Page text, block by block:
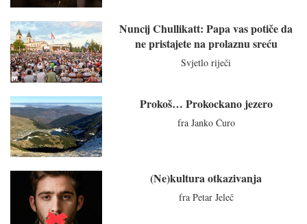
Nuncij Chullikatt: Papa vas potiče da
ne pristajete na prolaznu sreću
Svjetlo riječi
Prokoš… Prokockano jezero
fra Janko Ćuro
(Ne)kultura otkazivanja
fra Petar Jeleč